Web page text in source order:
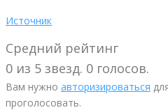
Источник
Средний рейтинг
0 из 5 звезд. 0 голосов.
Вам нужно авторизироваться
проголосовать.